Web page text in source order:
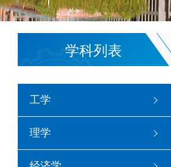
学科列表
工学
理学